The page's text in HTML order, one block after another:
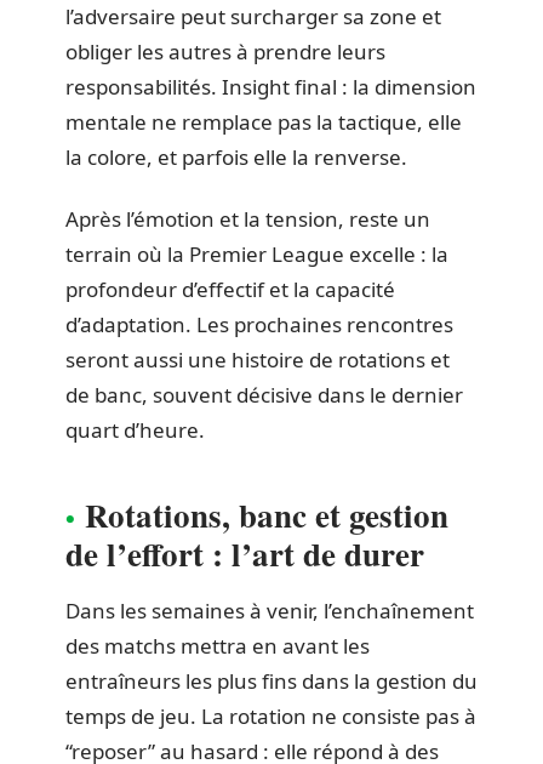
l’adversaire peut surcharger sa zone et
obliger les autres à prendre leurs
responsabilités. Insight final : la dimension
mentale ne remplace pas la tactique, elle
la colore, et parfois elle la renverse.
Après l’émotion et la tension, reste un
terrain où la Premier League excelle : la
profondeur d’effectif et la capacité
d’adaptation. Les prochaines rencontres
seront aussi une histoire de rotations et
de banc, souvent décisive dans le dernier
quart d’heure.
Rotations, banc et gestion
de l’effort : l’art de durer
Dans les semaines à venir, l’enchaînement
des matchs mettra en avant les
entraîneurs les plus fins dans la gestion du
temps de jeu. La rotation ne consiste pas à
“reposer” au hasard : elle répond à des